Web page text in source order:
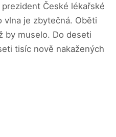
České lékařské
vlna je zbytečná. Oběti
by muselo. Do deseti
tisíc nově nakažených